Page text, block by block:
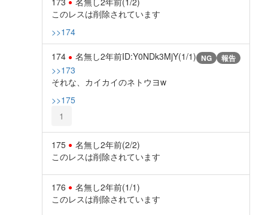
このレスは削除されています
>>174
174 名無し2年前ID:Y0NDk3MjY(1/1) NG 報告
>>173
それな、カイカイのネトウヨw
>>175
1
175 名無し2年前(2/2)
このレスは削除されています
176 名無し2年前(1/1)
このレスは削除されています